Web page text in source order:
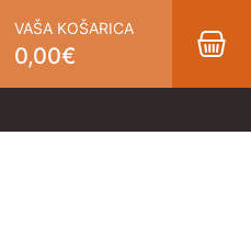
VAŠA KOŠARICA
0,00€